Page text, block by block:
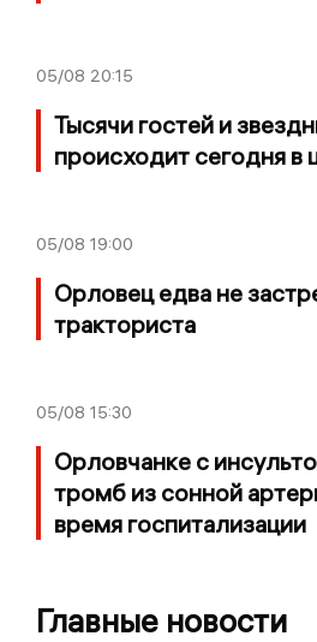
05/08 20:15
Тысячи гостей и
происходит сегодня в
05/08 19:00
Орловец едва не
тракториста
05/08 15:30
Орловчанке с
тромб из сонной
время госпитализации
Главные новости